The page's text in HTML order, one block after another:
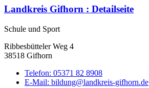
Landkreis Gifhorn : Detailseite
Schule und Sport
Ribbesbütteler Weg 4
38518 Gifhorn
Telefon: 05371 82 8908
E-Mail: bildung@landkreis-gifhorn.de